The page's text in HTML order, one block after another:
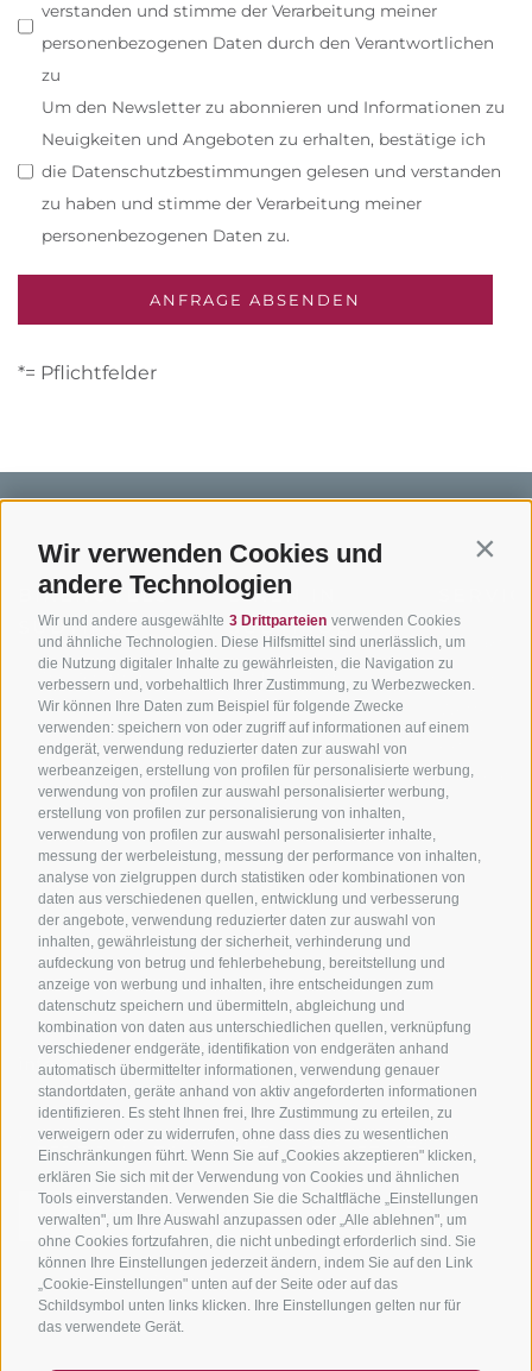
Wir verwenden Cookies und
andere Technologien
Wir und andere ausgewählte 3 Drittparteien verwenden Cookies
und ähnliche Technologien. Diese Hilfsmittel sind unerlässlich, um
die Nutzung digitaler Inhalte zu gewährleisten, die Navigation zu
verbessern und, vorbehaltlich Ihrer Zustimmung, zu Werbezwecken.
Wir können Ihre Daten zum Beispiel für folgende Zwecke
verwenden: speichern von oder zugriff auf informationen auf einem
endgerät, verwendung reduzierter daten zur auswahl von
werbeanzeigen, erstellung von profilen für personalisierte werbung,
verwendung von profilen zur auswahl personalisierter werbung,
erstellung von profilen zur personalisierung von inhalten,
verwendung von profilen zur auswahl personalisierter inhalte,
messung der werbeleistung, messung der performance von inhalten,
analyse von zielgruppen durch statistiken oder kombinationen von
daten aus verschiedenen quellen, entwicklung und verbesserung
der angebote, verwendung reduzierter daten zur auswahl von
inhalten, gewährleistung der sicherheit, verhinderung und
aufdeckung von betrug und fehlerbehebung, bereitstellung und
anzeige von werbung und inhalten, ihre entscheidungen zum
datenschutz speichern und übermitteln, abgleichung und
kombination von daten aus unterschiedlichen quellen, verknüpfung
verschiedener endgeräte, identifikation von endgeräten anhand
automatisch übermittelter informationen, verwendung genauer
standortdaten, geräte anhand von aktiv angeforderten informationen
identifizieren. Es steht Ihnen frei, Ihre Zustimmung zu erteilen, zu
verweigern oder zu widerrufen, ohne dass dies zu wesentlichen
Einschränkungen führt. Wenn Sie auf „Cookies akzeptieren" klicken,
erklären Sie sich mit der Verwendung von Cookies und ähnlichen
Tools einverstanden. Verwenden Sie die Schaltfläche „Einstellungen
verwalten", um Ihre Auswahl anzupassen oder „Alle ablehnen", um
ohne Cookies fortzufahren, die nicht unbedingt erforderlich sind. Sie
können Ihre Einstellungen jederzeit ändern, indem Sie auf den Link
„Cookie-Einstellungen" unten auf der Seite oder auf das
Schildsymbol unten links klicken. Ihre Einstellungen gelten nur für
das verwendete Gerät.
verstanden und stimme der Verarbeitung meiner
personenbezogenen Daten durch den Verantwortlichen
zu
Um den Newsletter zu abonnieren und Informationen zu
Neuigkeiten und Angeboten zu erhalten, bestätige ich
die Datenschutzbestimmungen gelesen und verstanden
zu haben und stimme der Verarbeitung meiner
personenbezogenen Daten zu.
*= Pflichtfelder
BIKEHOTELS
SÜDTIROL
Hotels & Pakete
Urlaubspakete
Unsere Gutscheine
Hot Deals
Bike & Work
BIKEN IN
SÜDTIROL
Mountainbiken in
Südtirol
Rennradfahren in
Südtirol
Radwege in Südtirol
Bikeshops & Verleihe
Bike-Schulen
Tourenzentrale
Kontakt
Anreise
Zum
info@bikehotels.it
MELDE DICH ZU UNSEREM NEWSLETTER AN!
JETZT ANMELDEN